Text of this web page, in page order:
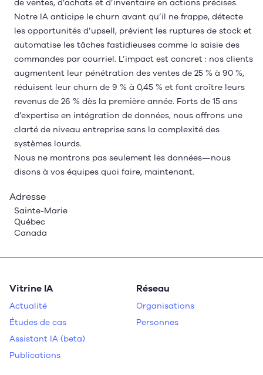
de ventes, d’achats et d’inventaire en actions précises.
Notre IA anticipe le churn avant qu’il ne frappe, détecte
les opportunités d’upsell, prévient les ruptures de stock et
automatise les tâches fastidieuses comme la saisie des
commandes par courriel. L’impact est concret : nos clients
augmentent leur pénétration des ventes de 25 % à 90 %,
réduisent leur churn de 9 % à 0,45 % et font croître leurs
revenus de 26 % dès la première année. Forts de 15 ans
d’expertise en intégration de données, nous offrons une
clarté de niveau entreprise sans la complexité des
systèmes lourds.
Nous ne montrons pas seulement les données—nous
disons à vos équipes quoi faire, maintenant.
Adresse
Sainte-Marie
Québec
Canada
Vitrine IA
Actualité
Études de cas
Assistant IA (beta)
Publications
Réseau
Organisations
Personnes